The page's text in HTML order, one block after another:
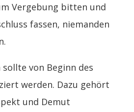
Vergebung bitten und
fassen, niemanden
sollte von Beginn des
werden. Dazu gehört
und Demut